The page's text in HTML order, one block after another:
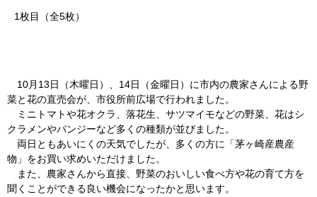
1枚目（全5枚）
10月13日（木曜日）、14日（金曜日）に市内の農家さんによる野
菜と花の直売会が、市役所前広場で行われました。
ミニトマトや花オクラ、落花生、サツマイモなどの野菜、花はシ
クラメンやパンジーなど多くの種類が並びました。
両日ともあいにくの天気でしたが、多くの方に「茅ヶ崎産農産
物」をお買い求めいただけました。
また、農家さんから直接、野菜のおいしい食べ方や花の育て方を
聞くことができる良い機会になったかと思います。